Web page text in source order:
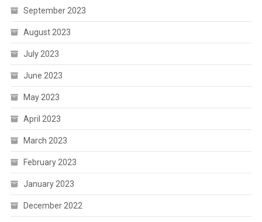
September 2023
August 2023
July 2023
June 2023
May 2023
April 2023
March 2023
February 2023
January 2023
December 2022